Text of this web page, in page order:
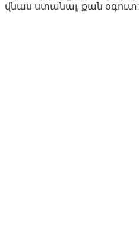
վնաս ստանալ, քան օգուտ: